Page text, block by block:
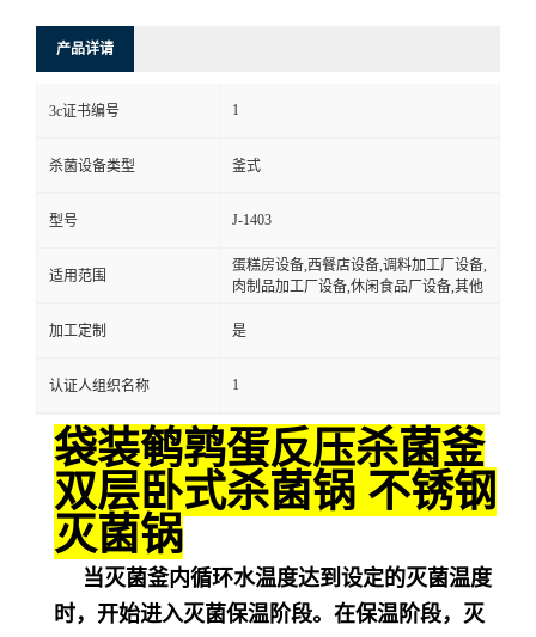
产品详请
3c证书编号 1
杀菌设备类型 釜式
型号 J-1403
适用范围
蛋糕房设备,西餐店设备,调料加工厂设备,
肉制品加工厂设备,休闲食品厂设备,其他
加工定制 是
认证人组织名称 1
袋装鹌鹑蛋反压杀菌釜
双层卧式杀菌锅 不锈钢
灭菌锅
当灭菌釜内循环水温度达到设定的灭菌温度
时，开始进入灭菌保温阶段。在保温阶段，灭